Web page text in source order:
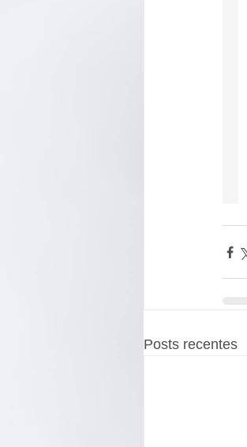
Posts recentes